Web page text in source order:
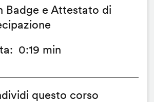
Badge e Attestato di
0:19 min
questo corso